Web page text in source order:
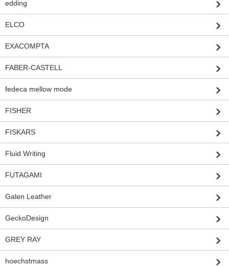
edding
ELCO
EXACOMPTA
FABER-CASTELL
fedeca mellow mode
FISHER
FISKARS
Fluid Writing
FUTAGAMI
Galen Leather
GeckoDesign
GREY RAY
hoechstmass